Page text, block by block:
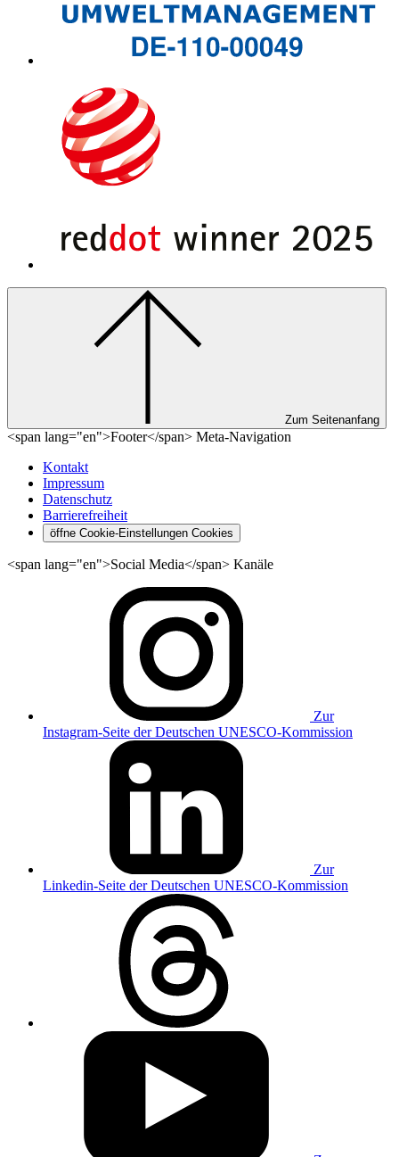
Zum Seitenanfang
<span lang="en">Footer</span> Meta-Navigation
Kontakt
Impressum
Datenschutz
Barrierefreiheit
öffne Cookie-Einstellungen Cookies
<span lang="en">Social Media</span> Kanäle
Zur
Instagram-Seite der Deutschen UNESCO-Kommission
Zur
Linkedin-Seite der Deutschen UNESCO-Kommission